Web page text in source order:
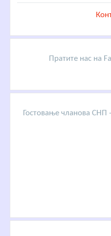
Пратите нас на
Гостовање чланова СНП